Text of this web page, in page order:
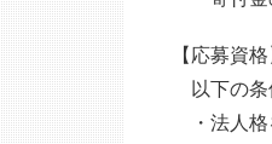
【応募資格
以下の条
・法人格